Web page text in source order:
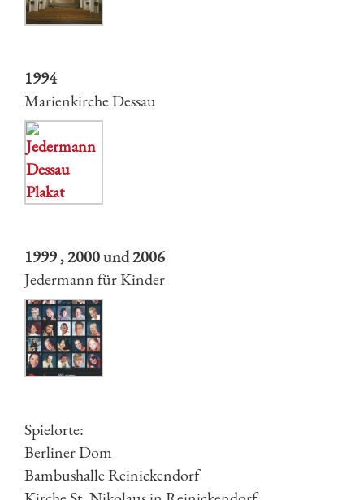
1994
Marienkirche Dessau
1999 , 2000 und 2006
Jedermann für Kinder
Spielorte:
Berliner Dom
Bambushalle Reinickendorf